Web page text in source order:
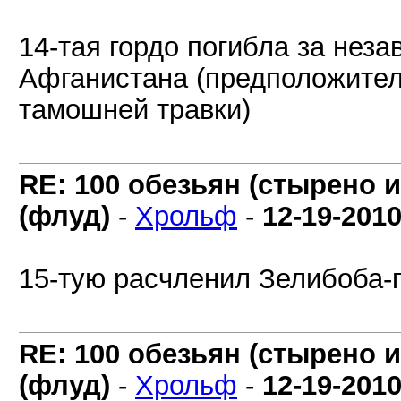
14-тая гордо погибла за
Афганистана
тамошней травки)
RE: 100 обезьян (стырено
(флуд) - Хрольф - 12-19-2010
15-тую расчленил Зелибоба-
RE: 100 обезьян (стырено
(флуд) - Хрольф - 12-19-2010